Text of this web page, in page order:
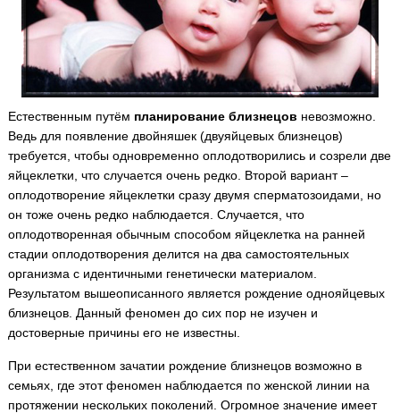
Естественным путём планирование близнецов невозможно.
Ведь для появление двойняшек (двуяйцевых близнецов)
требуется, чтобы одновременно оплодотворились и созрели две
яйцеклетки, что случается очень редко. Второй вариант –
оплодотворение яйцеклетки сразу двумя сперматозоидами, но
он тоже очень редко наблюдается. Случается, что
оплодотворенная обычным способом яйцеклетка на ранней
стадии оплодотворения делится на два самостоятельных
организма с идентичными генетически материалом.
Результатом вышеописанного является рождение однояйцевых
близнецов. Данный феномен до сих пор не изучен и
достоверные причины его не известны.
При естественном зачатии рождение близнецов возможно в
семьях, где этот феномен наблюдается по женской линии на
протяжении нескольких поколений. Огромное значение имеет